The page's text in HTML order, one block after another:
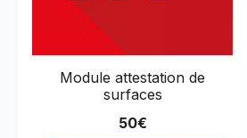
Module attestation de
surfaces
50€